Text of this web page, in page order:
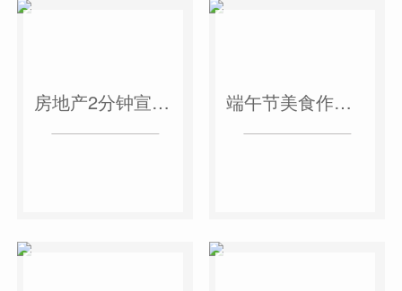
房地产2分钟宣传片 端午节美食作品短视频案例